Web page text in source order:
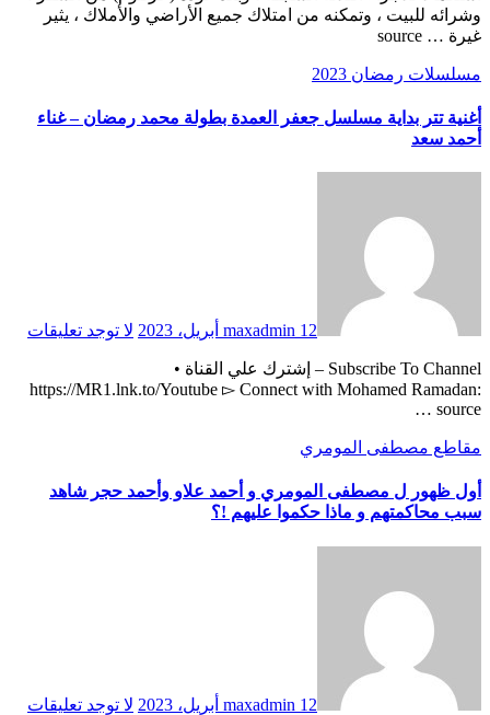
وشرائه للبيت ، وتمكنه من امتلاك جميع الأراضي والأملاك ، يثير
غيرة … source
مسلسلات رمضان 2023
أغنية تتر بداية مسلسل جعفر العمدة بطولة محمد رمضان – غناء
أحمد سعد
maxadmin 12 أبريل، 2023 لا توجد تعليقات
Subscribe To Channel – إشترك علي القناة •
https://MR1.lnk.to/Youtube ▻ Connect with Mohamed Ramadan:
… source
مقاطع مصطفى المومري
أول ظهور ل مصطفى المومري و أحمد علاو وأحمد حجر شاهد
سبب محاكمتهم و ماذا حكموا عليهم !؟
maxadmin 12 أبريل، 2023 لا توجد تعليقات